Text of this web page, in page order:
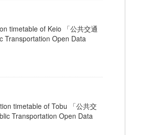
timetable of Keio 「公共交通
Transportation Open Data
timetable of Tobu 「公共交
Transportation Open Data